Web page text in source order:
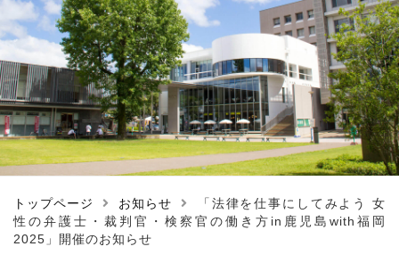
トップページ お知らせ
「法律を仕事にしてみよう 女
性の弁護士・裁判官・検察官の働き方in鹿児島with福岡
2025」開催のお知らせ